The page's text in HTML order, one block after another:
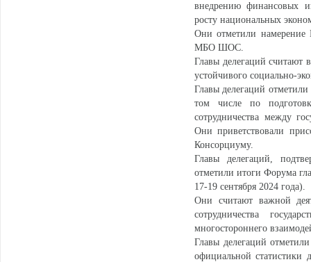
внедрению финансовых
росту национальных
Они отметили намерение
МБО ШОС.
Главы делегаций считают
устойчивого социально-
Главы делегаций
том числе по
сотрудничества между
Они приветствовали
Консорциуму.
Главы делегаций,
отметили итоги Форума
17-19 сентября 2024 года).
Они считают важной
сотрудничества
многостороннего
Главы делегаций
официальной статистики